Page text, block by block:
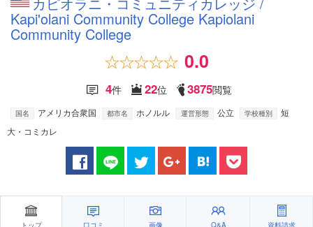
Kapi'olani Community College Kapiolani
Community College
0.0
4件 22位 3875閲覧
国名 アメリカ合衆国 都市名 ホノルル 運営形態 公立 学校種別
短
大・コミカレ